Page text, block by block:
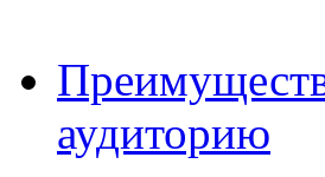
аудиторию